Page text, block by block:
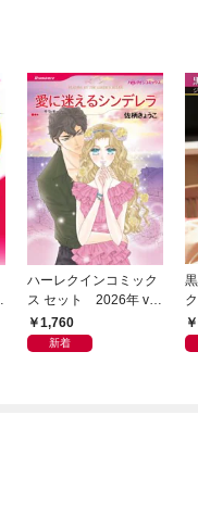
ハーレクインコミック
ス セット 2026年 vo
l.1069
1,760
新着